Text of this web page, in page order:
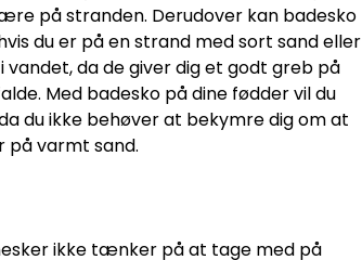
på stranden. Derudover kan badesko
du er på en strand med sort sand eller
vandet, da de giver dig et godt greb på
Med badesko på dine fødder vil du
du ikke behøver at bekymre dig om at
varmt sand.
ikke tænker på at tage med på